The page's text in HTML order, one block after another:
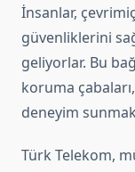
İnsanlar,
güvenliklerini
geliyorlar. Bu
koruma
deneyim
Türk Telekom,